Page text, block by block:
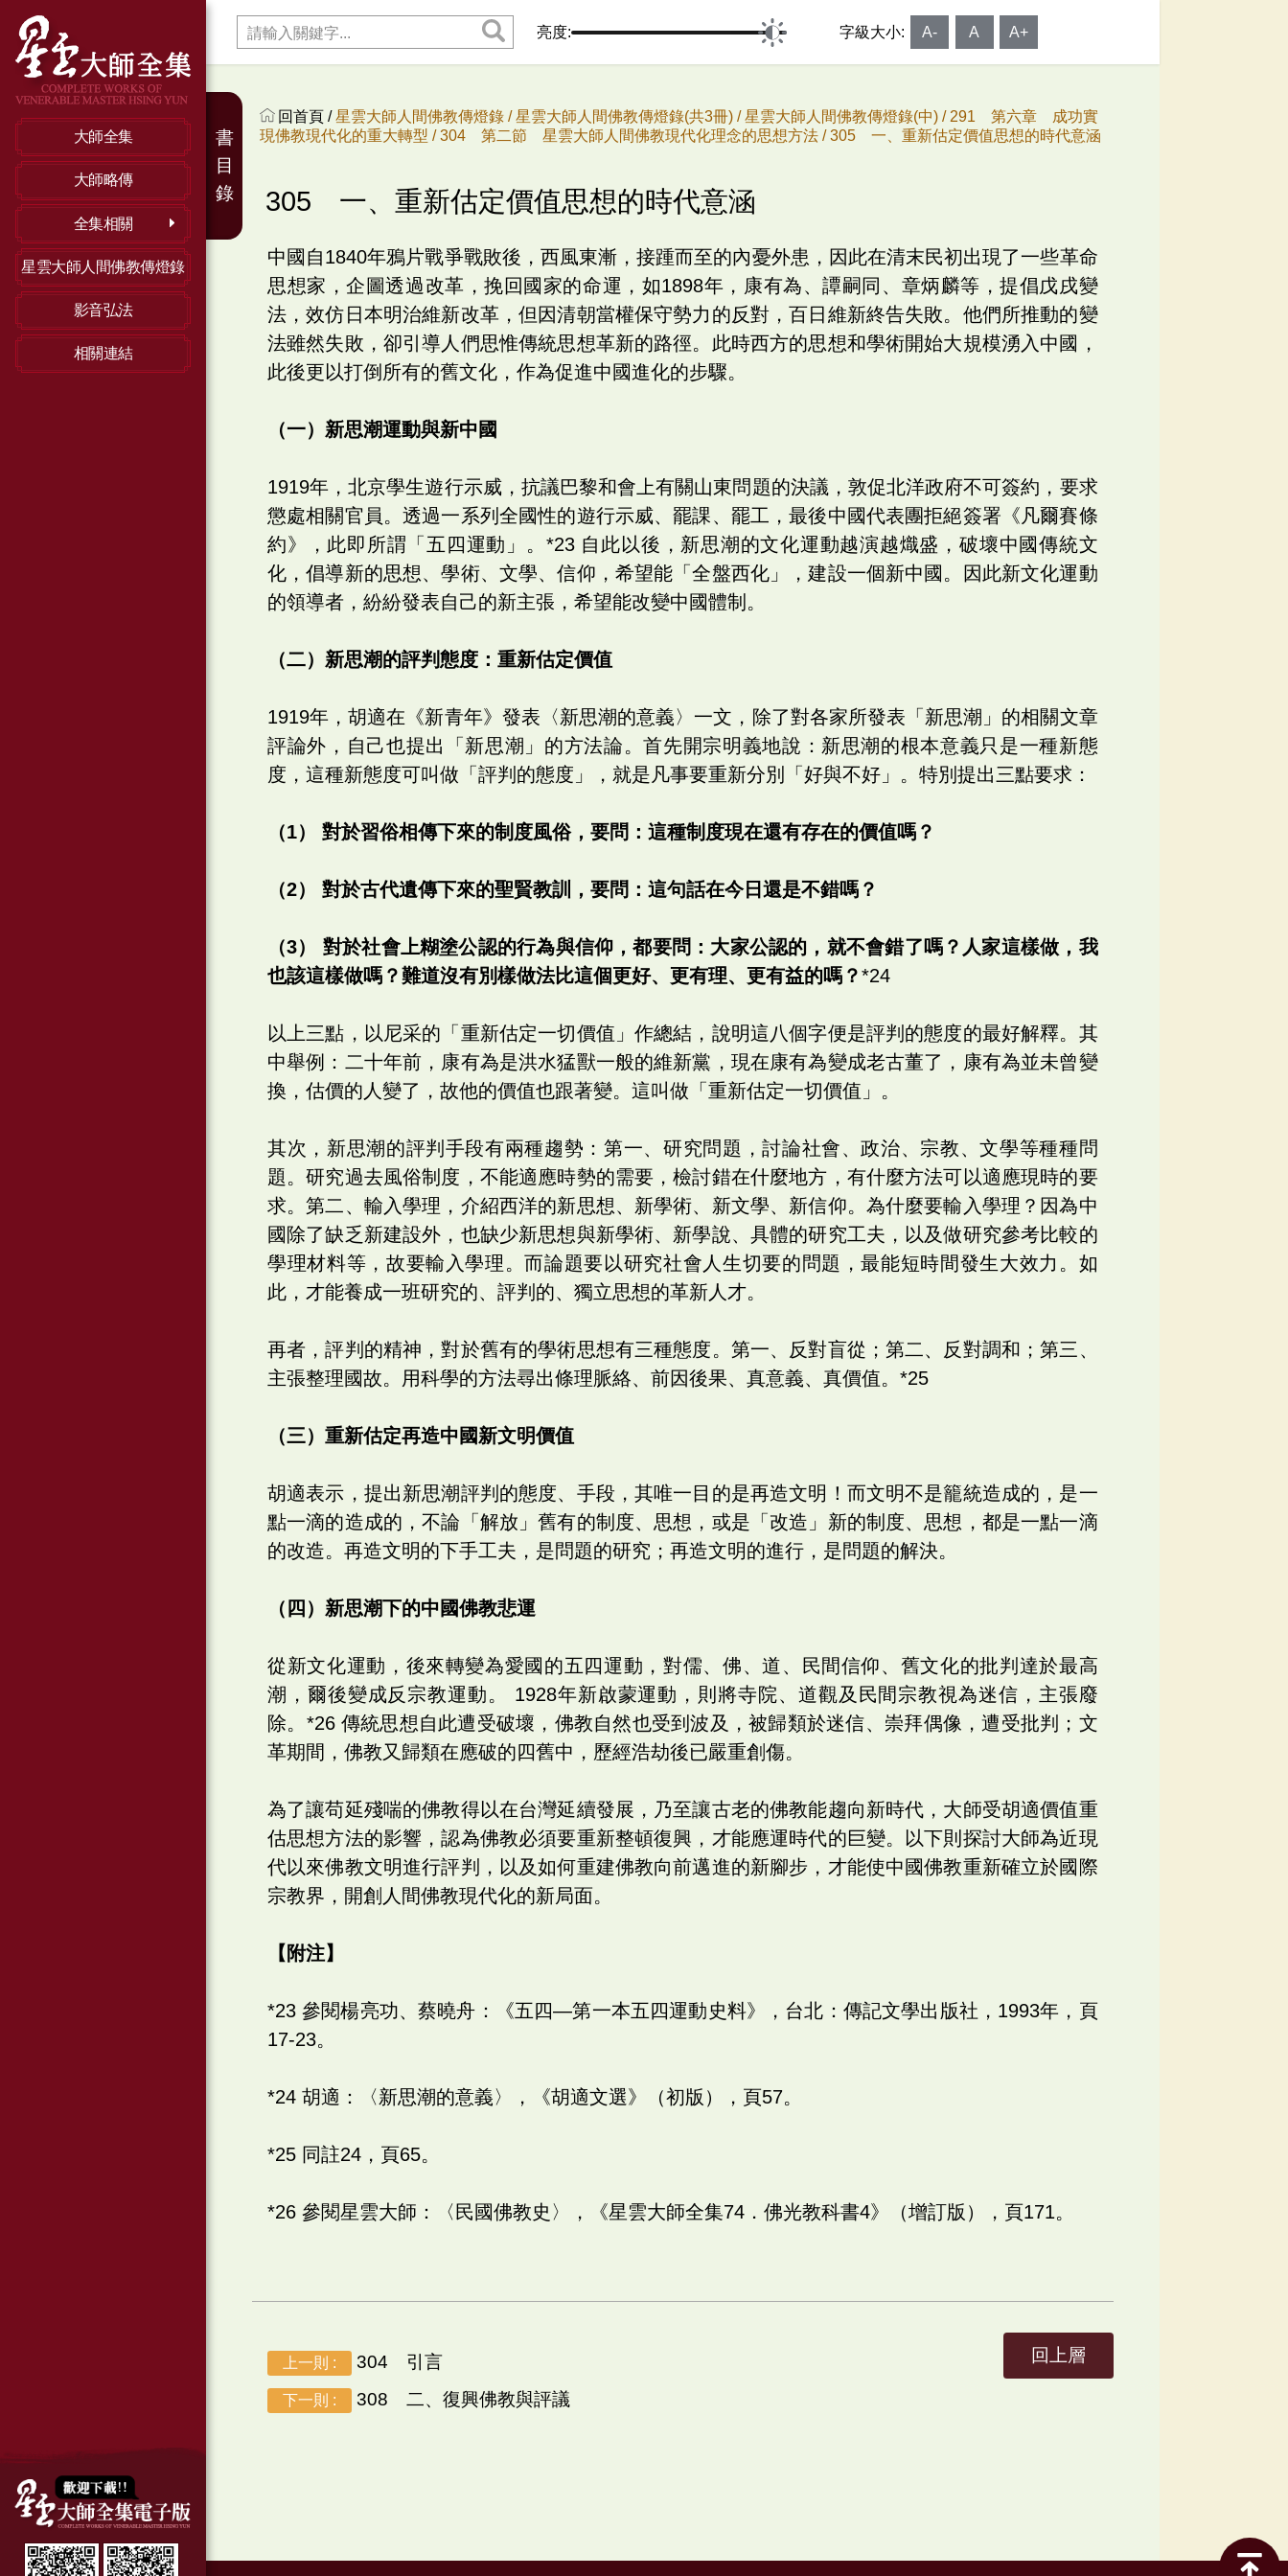
大師全集
大師略傳
全集相關
星雲大師人間佛教傳燈錄
影音弘法
相關連結
亮度: 字級大小: A- A A+
回首頁 /星雲大師人間佛教傳燈錄 /星雲大師人間佛教傳燈錄(共3冊) /星雲大師人間佛教傳燈錄(中) / 291 第六章 成功實
現佛教現代化的重大轉型 /304 第二節 星雲大師人間佛教現代化理念的思想方法 /305 一、重新估定價值思想的時代意涵
305 一、重新估定價值思想的時代意涵
中國自1840年鴉片戰爭戰敗後，西風東漸，接踵而至的內憂外患，因此在清末民初出現了一些革命
思想家，企圖透過改革，挽回國家的命運，如1898年，康有為、譚嗣同、章炳麟等，提倡戊戌變
法，效仿日本明治維新改革，但因清朝當權保守勢力的反對，百日維新終告失敗。他們所推動的變
法雖然失敗，卻引導人們思惟傳統思想革新的路徑。此時西方的思想和學術開始大規模湧入中國，
此後更以打倒所有的舊文化，作為促進中國進化的步驟。
（一）新思潮運動與新中國
1919年，北京學生遊行示威，抗議巴黎和會上有關山東問題的決議，敦促北洋政府不可簽約，要求
懲處相關官員。透過一系列全國性的遊行示威、罷課、罷工，最後中國代表團拒絕簽署《凡爾賽條
約》，此即所謂「五四運動」。*23 自此以後，新思潮的文化運動越演越熾盛，破壞中國傳統文
化，倡導新的思想、學術、文學、信仰，希望能「全盤西化」，建設一個新中國。因此新文化運動
的領導者，紛紛發表自己的新主張，希望能改變中國體制。
（二）新思潮的評判態度：重新估定價值
1919年，胡適在《新青年》發表〈新思潮的意義〉一文，除了對各家所發表「新思潮」的相關文章
評論外，自己也提出「新思潮」的方法論。首先開宗明義地說：新思潮的根本意義只是一種新態
度，這種新態度可叫做「評判的態度」，就是凡事要重新分別「好與不好」。特別提出三點要求：
（1） 對於習俗相傳下來的制度風俗，要問：這種制度現在還有存在的價值嗎？
（2） 對於古代遺傳下來的聖賢教訓，要問：這句話在今日還是不錯嗎？
（3） 對於社會上糊塗公認的行為與信仰，都要問：大家公認的，就不會錯了嗎？人家這樣做，我
也該這樣做嗎？難道沒有別樣做法比這個更好、更有理、更有益的嗎？*24
以上三點，以尼采的「重新估定一切價值」作總結，說明這八個字便是評判的態度的最好解釋。其
中舉例：二十年前，康有為是洪水猛獸一般的維新黨，現在康有為變成老古董了，康有為並未曾變
換，估價的人變了，故他的價值也跟著變。這叫做「重新估定一切價值」。
其次，新思潮的評判手段有兩種趨勢：第一、研究問題，討論社會、政治、宗教、文學等種種問
題。研究過去風俗制度，不能適應時勢的需要，檢討錯在什麼地方，有什麼方法可以適應現時的要
求。第二、輸入學理，介紹西洋的新思想、新學術、新文學、新信仰。為什麼要輸入學理？因為中
國除了缺乏新建設外，也缺少新思想與新學術、新學說、具體的研究工夫，以及做研究參考比較的
學理材料等，故要輸入學理。而論題要以研究社會人生切要的問題，最能短時間發生大效力。如
此，才能養成一班研究的、評判的、獨立思想的革新人才。
再者，評判的精神，對於舊有的學術思想有三種態度。第一、反對盲從；第二、反對調和；第三、
主張整理國故。用科學的方法尋出條理脈絡、前因後果、真意義、真價值。*25
（三）重新估定再造中國新文明價值
胡適表示，提出新思潮評判的態度、手段，其唯一目的是再造文明！而文明不是籠統造成的，是一
點一滴的造成的，不論「解放」舊有的制度、思想，或是「改造」新的制度、思想，都是一點一滴
的改造。再造文明的下手工夫，是問題的研究；再造文明的進行，是問題的解決。
（四）新思潮下的中國佛教悲運
從新文化運動，後來轉變為愛國的五四運動，對儒、佛、道、民間信仰、舊文化的批判達於最高
潮，爾後變成反宗教運動。 1928年新啟蒙運動，則將寺院、道觀及民間宗教視為迷信，主張廢
除。*26 傳統思想自此遭受破壞，佛教自然也受到波及，被歸類於迷信、崇拜偶像，遭受批判；文
革期間，佛教又歸類在應破的四舊中，歷經浩劫後已嚴重創傷。
為了讓苟延殘喘的佛教得以在台灣延續發展，乃至讓古老的佛教能趨向新時代，大師受胡適價值重
估思想方法的影響，認為佛教必須要重新整頓復興，才能應運時代的巨變。以下則探討大師為近現
代以來佛教文明進行評判，以及如何重建佛教向前邁進的新腳步，才能使中國佛教重新確立於國際
宗教界，開創人間佛教現代化的新局面。
【附注】
*23 參閱楊亮功、蔡曉舟：《五四—第一本五四運動史料》，台北：傳記文學出版社，1993年，頁
17-23。
*24 胡適：〈新思潮的意義〉，《胡適文選》（初版），頁57。
*25 同註24，頁65。
*26 參閱星雲大師：〈民國佛教史〉，《星雲大師全集74．佛光教科書4》（增訂版），頁171。
上一則 : 304 引言
下一則 : 308 二、復興佛教與評議
回上層
書
目
錄